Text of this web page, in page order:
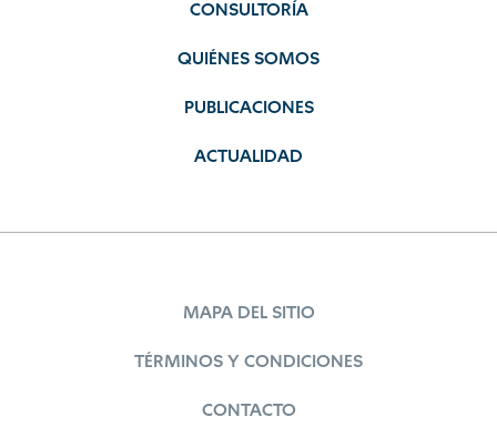
CONSULTORÍA
QUIÉNES SOMOS
PUBLICACIONES
ACTUALIDAD
MAPA DEL SITIO
TÉRMINOS Y CONDICIONES
CONTACTO